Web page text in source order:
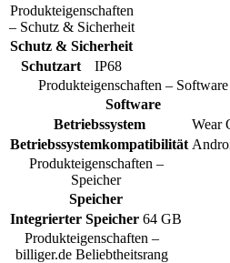
Produkteigenschaften
– Schutz & Sicherheit
Schutz & Sicherheit
Schutzart
IP68
Produkteigenschaften – Software
Software
Betriebssystem
Wear
Betriebssystemkompatibilität
Produkteigenschaften –
Speicher
Speicher
Integrierter Speicher 64 GB
Produkteigenschaften –
billiger.de Beliebtheitsrang